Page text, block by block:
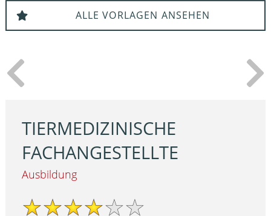
ALLE VORLAGEN ANSEHEN
TIERMEDIZINISCHE
FACHANGESTELLTE
Ausbildung